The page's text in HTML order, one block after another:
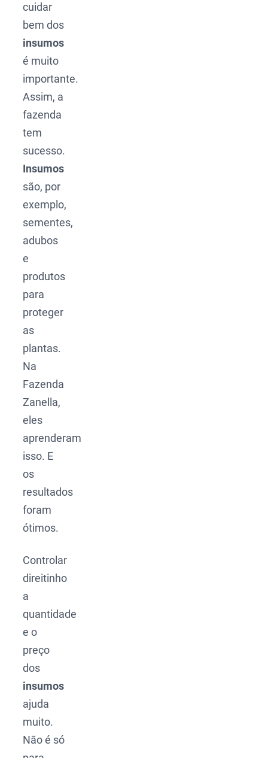
cuidar
bem dos
insumos
é muito
importante.
Assim, a
fazenda
tem
sucesso.
Insumos
são, por
exemplo,
sementes,
adubos
e
produtos
para
proteger
as
plantas.
Na
Fazenda
Zanella,
eles
aprenderam
isso. E
os
resultados
foram
ótimos.
Controlar
direitinho
a
quantidade
e o
preço
dos
insumos
ajuda
muito.
Não é só